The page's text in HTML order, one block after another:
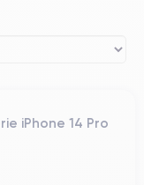
iPhone 14 Pro